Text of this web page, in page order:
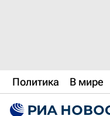
Политика В мире